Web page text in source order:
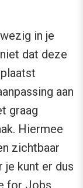
in je
dat deze
aan
graag
Hiermee
zichtbaar
je kunt er dus